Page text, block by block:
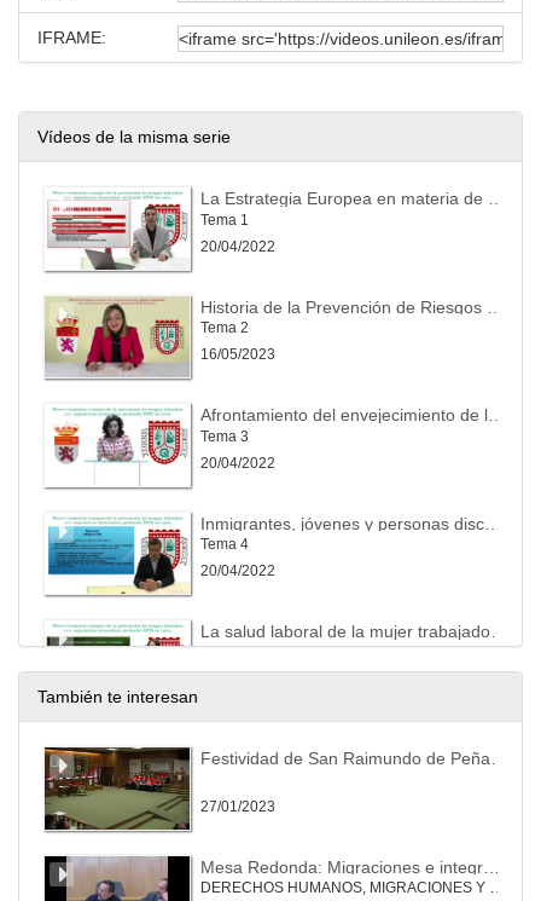
IFRAME:
Vídeos de la misma serie
Tema 1
20/04/2022
Tema 2
16/05/2023
Tema 3
20/04/2022
Tema 4
20/04/2022
Tema 6
Tema 7
20/04/2022
También te interesan
27/01/2023
DERECHOS HUMANOS, MIGRACIONES Y PAPEL DE LAS ADMINISTRACIONES PÚBLICAS EN EL CONTEXTO DE LA CRISIS